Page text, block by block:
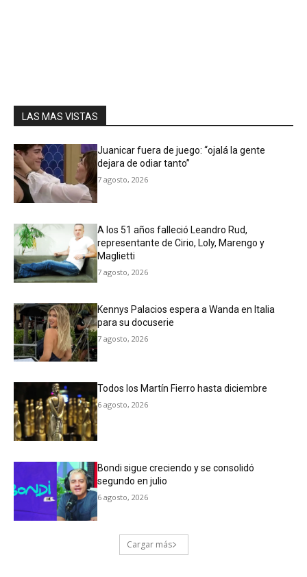
LAS MAS VISTAS
Juanicar fuera de juego: “ojalá la gente
dejara de odiar tanto”
7 agosto, 2026
A los 51 años falleció Leandro Rud,
representante de Cirio, Loly, Marengo y
Maglietti
7 agosto, 2026
Kennys Palacios espera a Wanda en Italia
para su docuserie
7 agosto, 2026
Todos los Martín Fierro hasta diciembre
6 agosto, 2026
Bondi sigue creciendo y se consolidó
segundo en julio
6 agosto, 2026
Cargar más